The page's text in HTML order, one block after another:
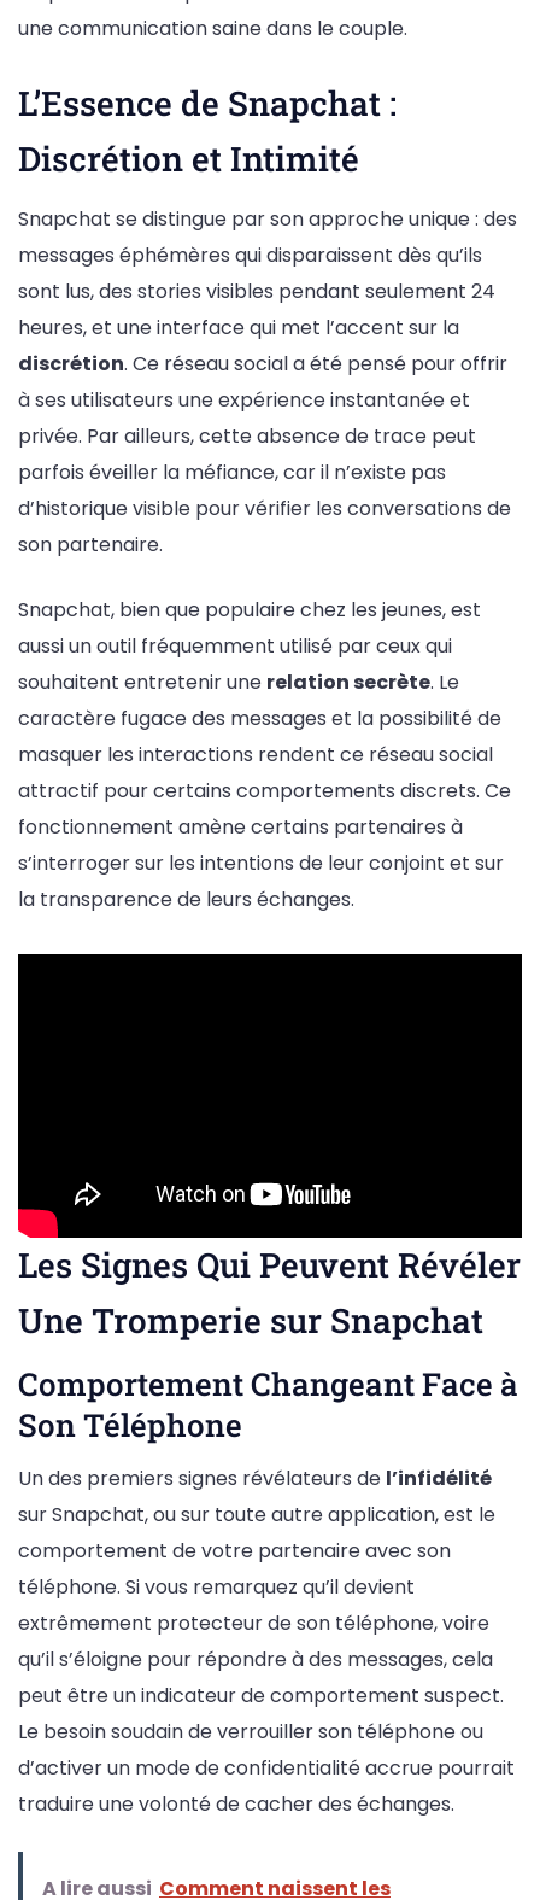
une communication saine dans le couple.
L’Essence de Snapchat :
Discrétion et Intimité
Snapchat se distingue par son approche unique : des
messages éphémères qui disparaissent dès qu’ils
sont lus, des stories visibles pendant seulement 24
heures, et une interface qui met l’accent sur la
discrétion. Ce réseau social a été pensé pour offrir
à ses utilisateurs une expérience instantanée et
privée. Par ailleurs, cette absence de trace peut
parfois éveiller la méfiance, car il n’existe pas
d’historique visible pour vérifier les conversations de
son partenaire.
Snapchat, bien que populaire chez les jeunes, est
aussi un outil fréquemment utilisé par ceux qui
souhaitent entretenir une relation secrète. Le
caractère fugace des messages et la possibilité de
masquer les interactions rendent ce réseau social
attractif pour certains comportements discrets. Ce
fonctionnement amène certains partenaires à
s’interroger sur les intentions de leur conjoint et sur
la transparence de leurs échanges.
Les Signes Qui Peuvent Révéler
Une Tromperie sur Snapchat
Comportement Changeant Face à
Son Téléphone
Un des premiers signes révélateurs de l’infidélité
sur Snapchat, ou sur toute autre application, est le
comportement de votre partenaire avec son
téléphone. Si vous remarquez qu’il devient
extrêmement protecteur de son téléphone, voire
qu’il s’éloigne pour répondre à des messages, cela
peut être un indicateur de comportement suspect.
Le besoin soudain de verrouiller son téléphone ou
d’activer un mode de confidentialité accrue pourrait
traduire une volonté de cacher des échanges.
A lire aussi Comment naissent les